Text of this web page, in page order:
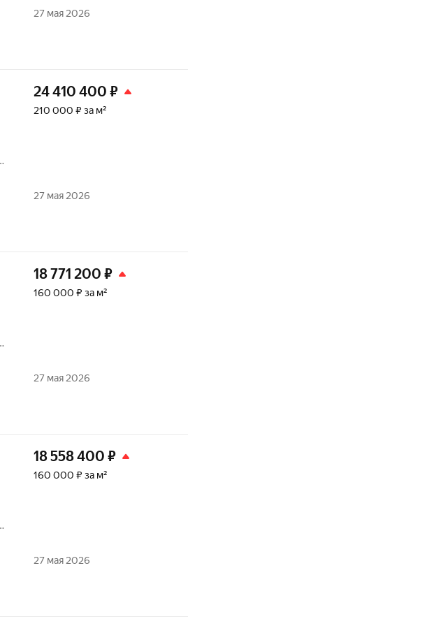
27 мая 2026
24 410 400 ₽
210 000 ₽ за м²
27 мая 2026
18 771 200 ₽
160 000 ₽ за м²
27 мая 2026
18 558 400 ₽
160 000 ₽ за м²
27 мая 2026